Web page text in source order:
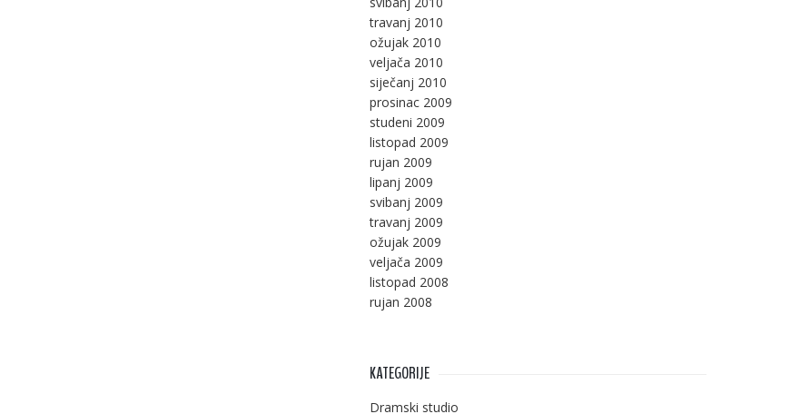
travanj 2010
ožujak 2010
veljača 2010
siječanj 2010
prosinac 2009
studeni 2009
listopad 2009
rujan 2009
lipanj 2009
svibanj 2009
travanj 2009
ožujak 2009
veljača 2009
listopad 2008
rujan 2008
KATEGORIJE
Dramski studio